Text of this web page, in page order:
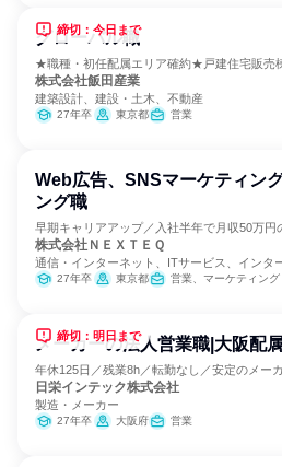
締切：今日まで
グローバル職
★職種・初任配属エリア確約★戸建住宅販売
株式会社飯田産業
建築設計、建設・土木、不動産
27年卒 東京都 営業
Web広告、SNSマーケティン
ング職
早期キャリアアップ／入社半年で月収50万円
株式会社ＮＥＸＴＥＱ
通信・インターネット、ITサービス、インタ
27年卒 東京都 営業、マーケティン
締切：明日まで
メーカーの法人営業職|大阪配
年休125日／残業8h／転勤なし／安定のメー
日栄インテック株式会社
製造・メーカー
27年卒 大阪府 営業